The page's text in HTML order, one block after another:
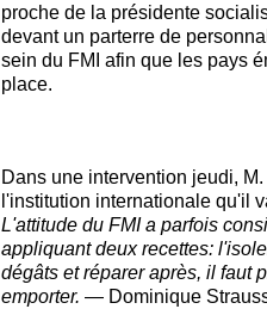
proche de la présidente
devant un parterre de
sein du FMI afin que les pays
place.
Dans une intervention jeudi,
l'institution internationale qu'il
L'attitude du FMI a parfois
appliquant deux recettes:
dégâts et réparer après, il faut
emporter. — Dominique